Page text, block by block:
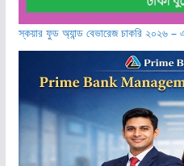
স্কয়ার ফুড অ্যান্ড বেভারেজ চাকরি ২০২৬ –